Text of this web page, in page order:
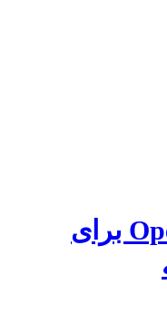
انجام پروژه با OpenSees برای